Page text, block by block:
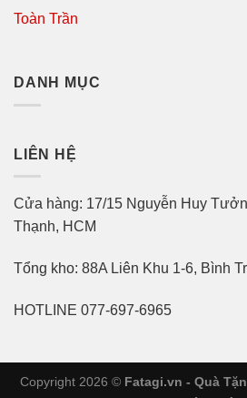
Toàn Trần
DANH MỤC
LIÊN HỆ
Cửa hàng: 17/15 Nguyễn Huy
Thạnh, HCM
Tổng kho: 88A Liên Khu 1-6, Bình
HOTLINE 077-697-6965
Copyright 2026 © Fatagi.vn - Quà